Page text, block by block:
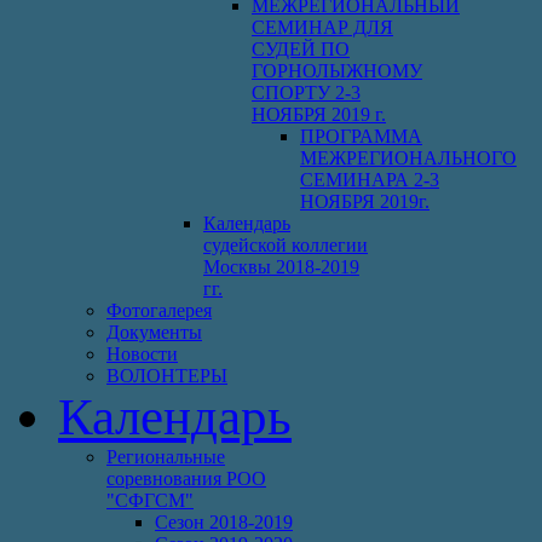
МЕЖРЕГИОНАЛЬНЫЙ
СЕМИНАР ДЛЯ
СУДЕЙ ПО
ГОРНОЛЫЖНОМУ
СПОРТУ 2-3
НОЯБРЯ 2019 г.
ПРОГРАММА
МЕЖРЕГИОНАЛЬНОГО
СЕМИНАРА 2-3
НОЯБРЯ 2019г.
Календарь
судейской коллегии
Москвы 2018-2019
гг.
Фотогалерея
Документы
Новости
ВОЛОНТЕРЫ
Календарь
Региональные
соревнования РОО
"СФГСМ"
Сезон 2018-2019